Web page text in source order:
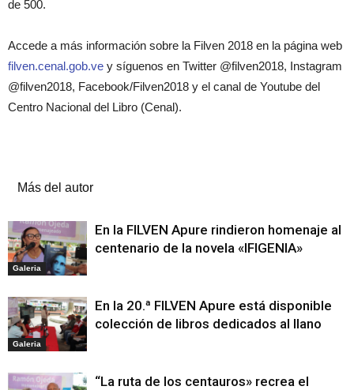
de 500.
Accede a más información sobre la Filven 2018 en la página web
filven.cenal.gob.ve y síguenos en Twitter @filven2018, Instagram
@filven2018, Facebook/Filven2018 y el canal de Youtube del
Centro Nacional del Libro (Cenal).
Más del autor
Galeria
En la FILVEN Apure rindieron homenaje al
centenario de la novela «IFIGENIA»
Galeria
En la 20.ª FILVEN Apure está disponible
colección de libros dedicados al llano
“La ruta de los centauros» recrea el